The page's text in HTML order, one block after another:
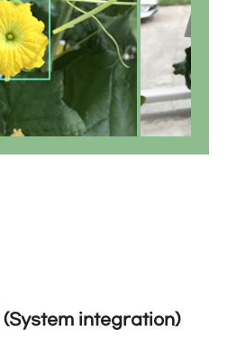
(System integration)